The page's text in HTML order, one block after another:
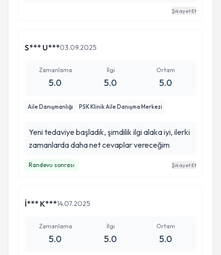
Şikayet Et
S*** U***03.09.2025
Zamanlama
5.0
İlgi
5.0
Ortam
5.0
Aile Danışmanlığı PSK Klinik Aile Danışma Merkezi
Yeni tedaviye başladık, şimdilik ilgi alaka iyi, ilerki
zamanlarda daha net cevaplar vereceğim
Randevu sonrası Şikayet Et
İ*** K***14.07.2025
Zamanlama
5.0
İlgi
5.0
Ortam
5.0